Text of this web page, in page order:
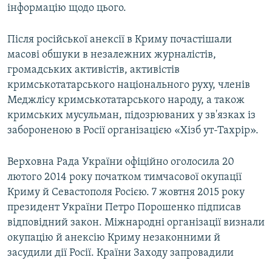
інформацію щодо цього.
Після російської анексії в Криму почастішали
масові обшуки в незалежних журналістів,
громадських активістів, активістів
кримськотатарського національного руху, членів
Меджлісу кримськотатарського народу, а також
кримських мусульман, підозрюваних у зв'язках із
забороненою в Росії організацією «Хізб ут-Тахрір».
Верховна Рада України офіційно оголосила 20
лютого 2014 року початком тимчасової окупації
Криму й Севастополя Росією. 7 жовтня 2015 року
президент України Петро Порошенко підписав
відповідний закон. Міжнародні організації визнали
окупацію й анексію Криму незаконними й
засудили дії Росії. Країни Заходу запровадили